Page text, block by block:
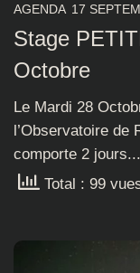
AGENDA 17
Stage
Octobre
Le Mardi 28
l’Observatoire de
comporte 2 jours...
Total : 99